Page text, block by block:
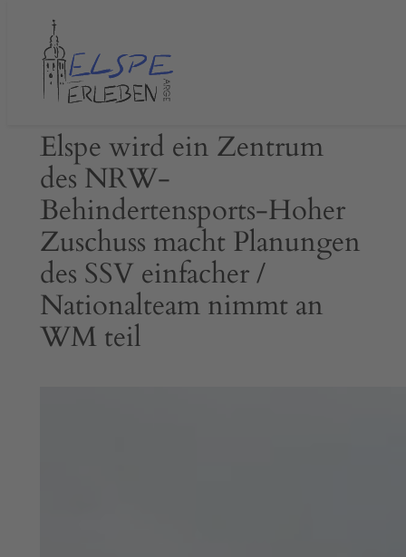
springen
Elspe wird ein Zentrum
des NRW-
Behindertensports-Hoher
Zuschuss macht Planungen
des SSV einfacher /
Nationalteam nimmt an
WM teil